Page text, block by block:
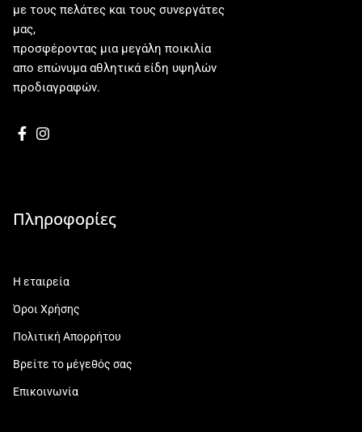
με τους πελάτες και τους συνεργάτες
μας,
προσφέροντας μια μεγάλη ποικιλία
απο επώνυμα αθλητικά είδη υψηλών
προδιαγραφών.
Πληροφορίες
Η εταιρεία
Όροι Χρήσης
Πολιτική Απορρήτου
Βρείτε το μέγεθός σας
Επικοινωνία